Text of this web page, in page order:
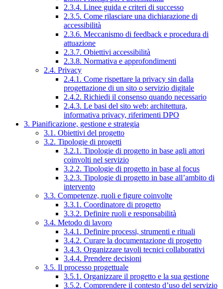
2.3.4. Linee guida e criteri di successo
2.3.5. Come rilasciare una dichiarazione di
accessibilità
2.3.6. Meccanismo di feedback e procedura di
attuazione
2.3.7. Obiettivi accessibilità
2.3.8. Normativa e approfondimenti
2.4. Privacy
2.4.1. Come rispettare la privacy sin dalla
progettazione di un sito o servizio digitale
2.4.2. Richiedi il consenso quando necessario
2.4.3. Le basi del sito web: architettura,
informativa privacy, riferimenti DPO
3. Pianificazione, gestione e strategia
3.1. Obiettivi del progetto
3.2. Tipologie di progetti
3.2.1. Tipologie di progetto in base agli attori
coinvolti nel servizio
3.2.2. Tipologie di progetto in base al focus
3.2.3. Tipologie di progetto in base all’ambito di
intervento
3.3. Competenze, ruoli e figure coinvolte
3.3.1. Coordinatore di progetto
3.3.2. Definire ruoli e responsabilità
3.4. Metodo di lavoro
3.4.1. Definire processi, strumenti e rituali
3.4.2. Curare la documentazione di progetto
3.4.3. Organizzare tavoli tecnici collaborativi
3.4.4. Prendere decisioni
3.5. Il processo progettuale
3.5.1. Organizzare il progetto e la sua gestione
3.5.2. Comprendere il contesto d’uso del servizio